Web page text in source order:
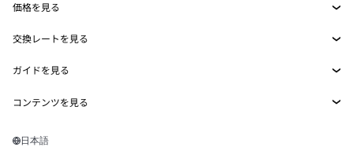
MetaMask Connect
Snaps
Web3サービス
セキュリティ
サポート
キャリア
価格を見る
イーサリアムの価格
Solanaの価格
Tetherの価格
交換レートを見る
ETH→USD
USDT→INR
BTC→INR
ガイドを見る
ETHの購入
コンテンツを見る
Solanaウォレット
日本語